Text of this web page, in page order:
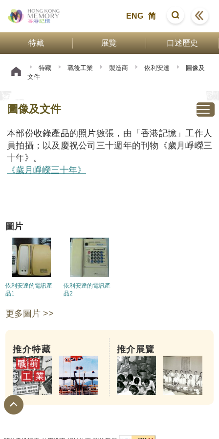
ENG 简
特藏 展覽 口述歷史
特藏 戰後工業 製造商 依利安達
圖像及
文件
圖像及文件
本部份收錄產品的照片數張，由「香港記憶」工作人
員拍攝；以及慶祝公司三十週年的刊物《歲月崢嶸三
十年》。
《歲月崢嶸三十年》
圖片
依利安達的電訊產
品1
依利安達的電訊產
品2
更多圖片 >>
推介特藏 推介展覽